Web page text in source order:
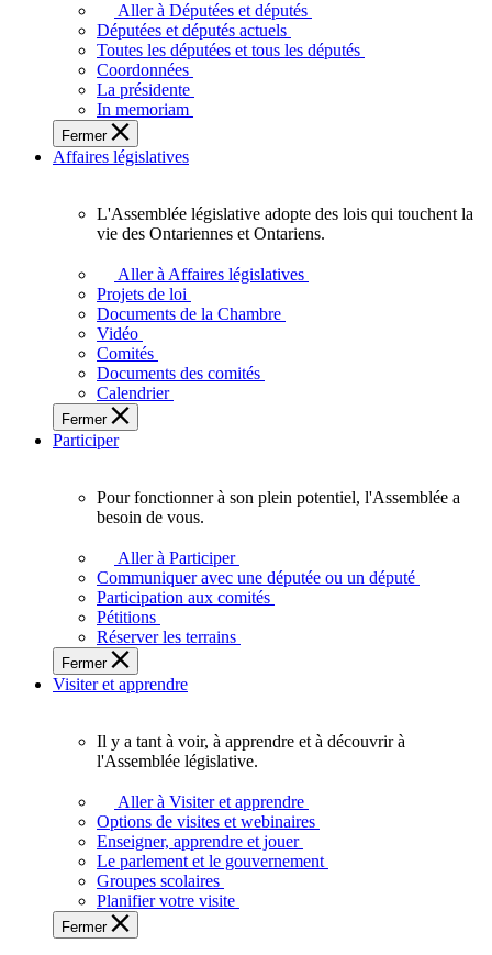
députés
vous
représentent
sein
de
l'Assemblée
législative
l'Ontario.
Aller à Députées et députés
Députées et députés actuels
Toutes les députées et tous les députés
Coordonnées
La présidente
In memoriam
Fermer
Affaires législatives
L'Assemblée
adopte
touchent
des
Ontariennes
et
L'Assemblée législative adopte des lois qui touchent la
vie des Ontariennes et Ontariens.
Aller à Affaires législatives
Projets de loi
Documents de la Chambre
Vidéo
Comités
Documents des comités
Calendrier
Fermer
Participer
plein
potentiel,
l'Assemblée
a
besoin
de
Pour fonctionner à son plein potentiel, l'Assemblée a
besoin de vous.
Aller à Participer
Communiquer avec une députée ou un député
Participation aux comités
Pétitions
Réserver les terrains
Fermer
Visiter et apprendre
voir,
apprendre
et
à
Il y a tant à voir, à apprendre et à découvrir à
l'Assemblée législative.
Aller à Visiter et apprendre
Options de visites et webinaires
Enseigner, apprendre et jouer
Le parlement et le gouvernement
Groupes scolaires
Planifier votre visite
Fermer